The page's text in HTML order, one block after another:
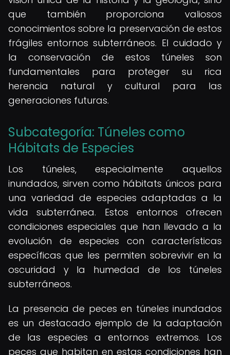
que también proporciona valiosos
conocimientos sobre la preservación de estos
frágiles entornos subterráneos. El cuidado y
la conservación de estos túneles son
fundamentales para proteger su rica
herencia natural y cultural para las
generaciones futuras.
Subcategoría: Túneles como
Hábitats de Especies
Los túneles, especialmente aquellos
inundados, sirven como hábitats únicos para
una variedad de especies adaptadas a la
vida subterránea. Estos entornos ofrecen
condiciones especiales que han llevado a la
evolución de especies con características
específicas que les permiten sobrevivir en la
oscuridad y la humedad de los túneles
subterráneos.
La presencia de peces en túneles inundados
es un destacado ejemplo de la adaptación
de las especies a entornos extremos. Los
peces que habitan en estas condiciones han